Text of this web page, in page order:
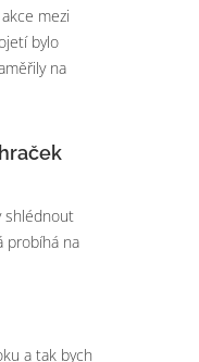
mezi
bylo
na
shlédnout
probíhá na
a tak bych